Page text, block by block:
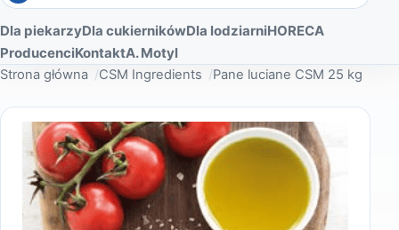
Dla piekarzyDla cukiernikówDla lodziarniHORECA
ProducenciKontaktA. Motyl
Strona główna CSM Ingredients Pane luciane CSM 25 kg